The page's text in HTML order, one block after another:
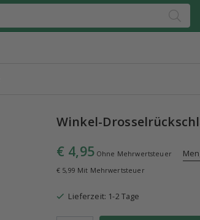
Winkel-
€ 4,95 Ohne Mehrwertsteuer
€ 5,99 Mit Mehrwertsteuer
Lieferzeit: 1-2 Tage